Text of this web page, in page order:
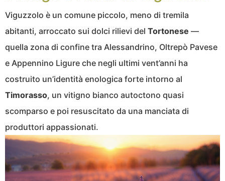
Viguzzolo è un comune piccolo, meno di tremila
abitanti, arroccato sui dolci rilievi del Tortonese —
quella zona di confine tra Alessandrino, Oltrepò Pavese
e Appennino Ligure che negli ultimi vent’anni ha
costruito un’identità enologica forte intorno al
Timorasso, un vitigno bianco autoctono quasi
scomparso e poi resuscitato da una manciata di
produttori appassionati.